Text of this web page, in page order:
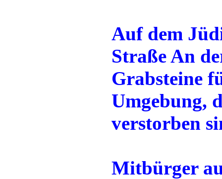
Auf dem
Straße An
Grabsteine
Umgebung,
verstorben
Mitbürger